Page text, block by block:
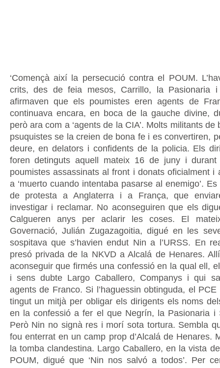
‘Començà així la persecució contra el POUM.
crits, des de feia mesos, Carrillo, la Pasionaria
afirmaven que els poumistes eren agents de
continuava encara, en boca de la gauche divine,
però ara com a ‘agents de la CIA’. Molts militants
psuquistes se la creien de bona fe i es convertiren,
deure, en delators i confidents de la policia. Els
foren detinguts aquell mateix 16 de juny i
poumistes assassinats al front i donats oficialment i
a ‘muerto cuando intentaba pasarse al enemigo’.
de protesta a Anglaterra i a França, que
investigar i reclamar. No aconseguiren que els
Calgueren anys per aclarir les coses. El
Governació, Julián Zugazagoitia, digué en les
sospitava que s’havien endut Nin a l’URSS. En
presó privada de la NKVD a Alcalá de Henares.
aconseguir que firmés una confessió en la qual ell,
i sens dubte Largo Caballero, Companys i qui
agents de Franco. Si l’haguessin obtinguda, el
tingut un mitjà per obligar els dirigents els noms
en la confessió a fer el que Negrín, la Pasionaria i
Però Nin no signà res i morí sota tortura. Sembla
fou enterrat en un camp prop d’Alcalá de Henares.
la tomba clandestina. Largo Caballero, en la vista
POUM, digué que ‘Nin nos salvó a todos’. Per